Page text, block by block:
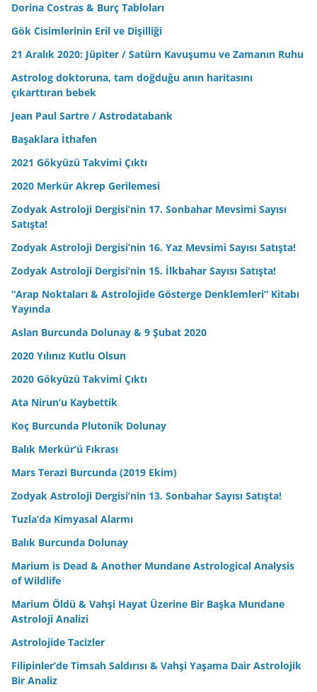
Dorina Costras & Burç Tabloları
Gök Cisimlerinin Eril ve Dişilliği
21 Aralık 2020: Jüpiter / Satürn Kavuşumu ve Zamanın Ruhu
Astrolog doktoruna, tam doğduğu anın haritasını
çıkarttıran bebek
Jean Paul Sartre / Astrodatabank
Başaklara İthafen
2021 Gökyüzü Takvimi Çıktı
2020 Merkür Akrep Gerilemesi
Zodyak Astroloji Dergisi’nin 17. Sonbahar Mevsimi Sayısı
Satışta!
Zodyak Astroloji Dergisi’nin 16. Yaz Mevsimi Sayısı Satışta!
Zodyak Astroloji Dergisi’nin 15. İlkbahar Sayısı Satışta!
“Arap Noktaları & Astrolojide Gösterge Denklemleri” Kitabı
Yayında
Aslan Burcunda Dolunay & 9 Şubat 2020
2020 Yılınız Kutlu Olsun
2020 Gökyüzü Takvimi Çıktı
Ata Nirun’u Kaybettik
Koç Burcunda Plutonik Dolunay
Balık Merkür’ü Fıkrası
Mars Terazi Burcunda (2019 Ekim)
Zodyak Astroloji Dergisi’nin 13. Sonbahar Sayısı Satışta!
Tuzla’da Kimyasal Alarmı
Balık Burcunda Dolunay
Marium is Dead & Another Mundane Astrological Analysis
of Wildlife
Marium Öldü & Vahşi Hayat Üzerine Bir Başka Mundane
Astroloji Analizi
Astrolojide Tacizler
Filipinler’de Timsah Saldırısı & Vahşi Yaşama Dair Astrolojik
Bir Analiz